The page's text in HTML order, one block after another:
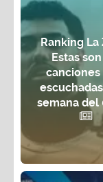
Ranking La
Estas
canciones
semana del